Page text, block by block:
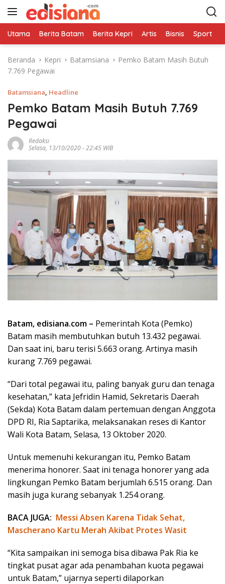
Utama Berita Batam Berita Kepri Artis Bisnis Sport
Beranda Kepri Batamsiana
Pemko Batam Masih Butuh
7.769 Pegawai
Batamsiana, Headline
Pemko Batam Masih Butuh 7.769
Pegawai
Redaksi
Selasa, 13/10/2020 - 22:45 WIB
Batam, edisiana.com – Pemerintah Kota (Pemko)
Batam masih membutuhkan butuh 13.432 pegawai.
Dan saat ini, baru terisi 5.663 orang. Artinya masih
kurang 7.769 pegawai.
“Dari total pegawai itu, paling banyak guru dan tenaga
kesehatan,” kata Jefridin Hamid, Sekretaris Daerah
(Sekda) Kota Batam dalam pertemuan dengan Anggota
DPD RI, Ria Saptarika, melaksanakan reses di Kantor
Wali Kota Batam, Selasa, 13 Oktober 2020.
Untuk memenuhi kekurangan itu, Pemko Batam
menerima honorer. Saat ini tenaga honorer yang ada
lingkungan Pemko Batam berjumlah 6.515 orang. Dan
masih juga kurang sebanyak 1.254 orang.
BACA JUGA: Messi Absen Karena Tidak Sehat,
Mascherano Kartu Merah Akibat Protes Wasit
“Kita sampaikan ini semoga bisa dibawa Pak Ria ke
tingkat pusat agar ada penambahan kuota pegawai
untuk Batam,” ujarnya seperti dilaporkan